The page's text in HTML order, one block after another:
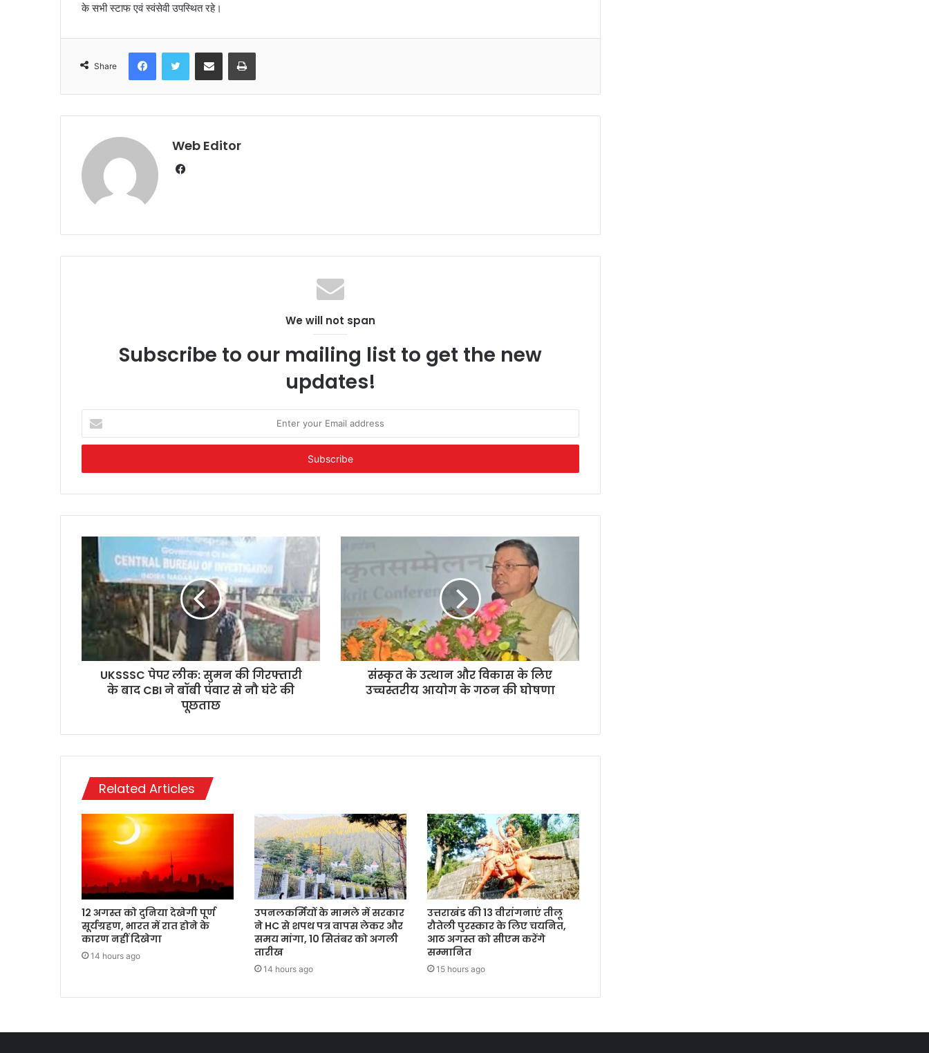
के सभी स्टाफ एवं स्वंसेवी उपस्थित रहे।
Share
FacebookTwitter Share via Email Print
Web Editor
Facebook
We will not span
Subscribe to our mailing list to get the new
updates!
your
Email
UKSSSC पेपर लीक: सुमन की गिरफ्तारी
के बाद CBI ने बॉबी पंवार से नौ घंटे की
पूछताछ
संस्कृत के उत्थान और विकास के लिए
उच्चस्तरीय आयोग के गठन की घोषणा
Related Articles
12 अगस्त को दुनिया देखेगी पूर्ण
सूर्यग्रहण, भारत में रात होने के
कारण नहीं दिखेगा
14 hours ago
उपनलकर्मियों के मामले में सरकार
ने HC से शपथ पत्र वापस लेकर और
समय मांगा, 10 सितंबर को अगली
तारीख
14 hours ago
उत्तराखंड की 13 वीरांगनाएं तीलू
रौतेली पुरस्कार के लिए चयनित,
आठ अगस्त को सीएम करेंगे
सम्मानित
15 hours ago